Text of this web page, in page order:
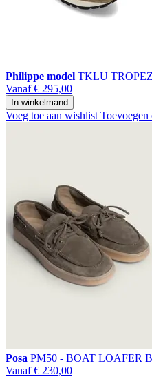
Philippe model TKLU TROPEZ
Vanaf € 295,00
In winkelmand
Voeg toe aan wishlist
Posa PM50 - BOAT LOAFER
Vanaf € 230,00